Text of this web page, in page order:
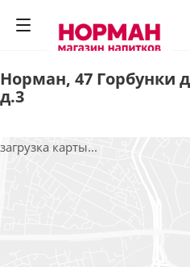
Норман, 47 Горбунки
д.3
загрузка карты...